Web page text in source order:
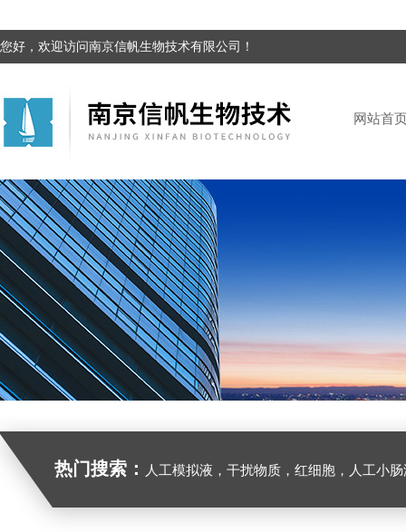
您好，欢迎访问南京信帆生物技术有限公司！
网站首
热门搜索： 人工模拟液，干扰物质，红细胞，人工小